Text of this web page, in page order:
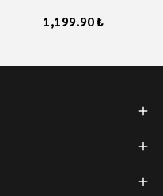
1,199.90 ₺